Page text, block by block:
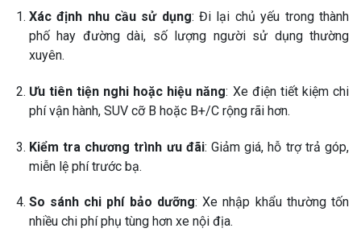
Xác định nhu cầu sử dụng: Đi lại chủ yếu trong thành
phố hay đường dài, số lượng người sử dụng thường
xuyên.
Ưu tiên tiện nghi hoặc hiệu năng: Xe điện tiết kiệm chi
phí vận hành, SUV cỡ B hoặc B+/C rộng rãi hơn.
Kiểm tra chương trình ưu đãi: Giảm giá, hỗ trợ trả góp,
miễn lệ phí trước bạ.
So sánh chi phí bảo dưỡng: Xe nhập khẩu thường tốn
nhiều chi phí phụ tùng hơn xe nội địa.